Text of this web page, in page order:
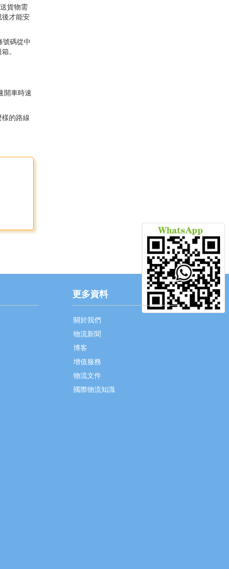
貨物需
才能安
碼從中
。
開車時速
的路線
更多資料
關於我們
物流新聞
博客
增值服務
物流文件
國際物流知識